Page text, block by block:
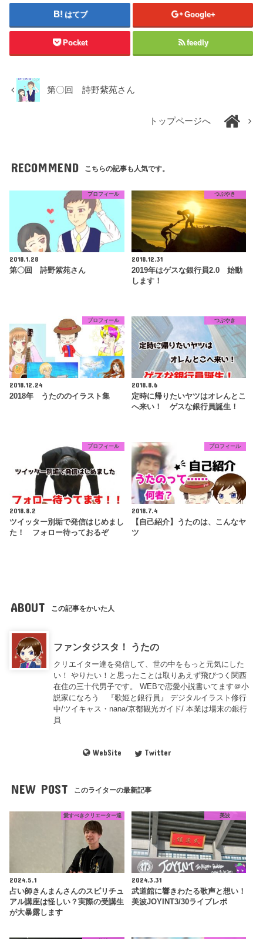
はてブ Google+
Pocket feedly
第〇回 詩野紫苑さん
トップページへ
RECOMMEND こちらの記事も人気です。
プロフィール
2018.1.28
第〇回 詩野紫苑さん
つぶやき
2018.12.31
2019年はゲスな銀行員2.0 始動
します！
プロフィール
2018.12.24
2018年 うたののイラスト集
つぶやき
2018.8.6
定時に帰りたいヤツはオレんとこ
へ来い！ ゲスな銀行員誕生！
プロフィール
2018.8.2
ツイッター別垢で発信はじめまし
た！ フォロー待っておるぞ
プロフィール
2018.7.4
【自己紹介】うたのは、こんなヤ
ツ
ABOUT この記事をかいた人
ファンタジスタ！ うたの
クリエイター達を発信して、世の中をもっと元気にした
い！ やりたい！と思ったことは取りあえず飛びつく関西
在住の三十代男子です。 WEBで恋愛小説書いてます＠小
説家になろう 『歌姫と銀行員』 デジタルイラスト修行
中/ツイキャス・nana/京都観光ガイド/ 本業は場末の銀行
員
WebSite Twitter
NEW POST このライターの最新記事
愛すべきクリエーター達
2024.5.1
占い師きんまんさんのスピリチュ
アル講座は怪しい？実際の受講生
が大暴露します
美波
2024.3.31
武道館に響きわたる歌声と想い！
美波JOYINT3/30ライブレポ